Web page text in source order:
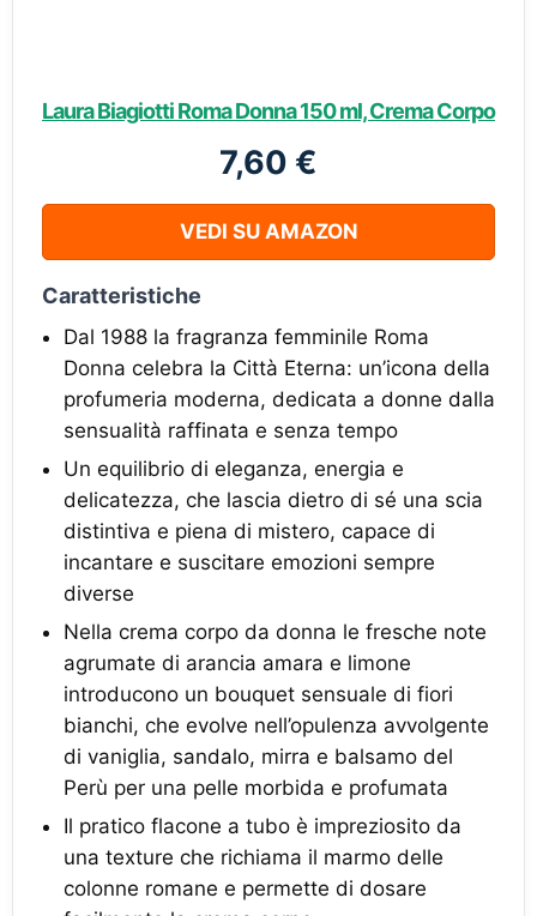
Laura Biagiotti Roma Donna 150 ml, Crema Corpo
7,60 €
VEDI SU AMAZON
Caratteristiche
Dal 1988 la fragranza femminile Roma
Donna celebra la Città Eterna: un’icona della
profumeria moderna, dedicata a donne dalla
sensualità raffinata e senza tempo
Un equilibrio di eleganza, energia e
delicatezza, che lascia dietro di sé una scia
distintiva e piena di mistero, capace di
incantare e suscitare emozioni sempre
diverse
Nella crema corpo da donna le fresche note
agrumate di arancia amara e limone
introducono un bouquet sensuale di fiori
bianchi, che evolve nell’opulenza avvolgente
di vaniglia, sandalo, mirra e balsamo del
Perù per una pelle morbida e profumata
Il pratico flacone a tubo è impreziosito da
una texture che richiama il marmo delle
colonne romane e permette di dosare